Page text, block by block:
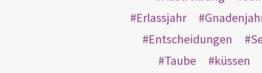
Erlassjahr
Entscheidungen
Taube
küssen